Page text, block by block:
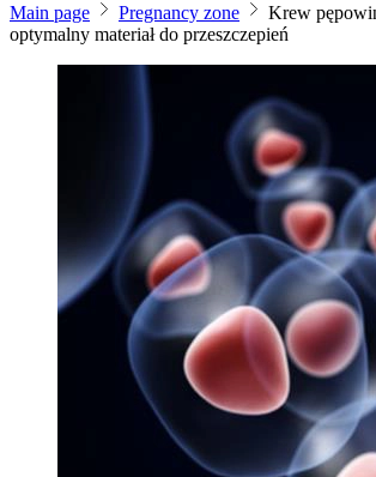
Main page Pregnancy zone
Krew
optymalny materiał do przeszczepień